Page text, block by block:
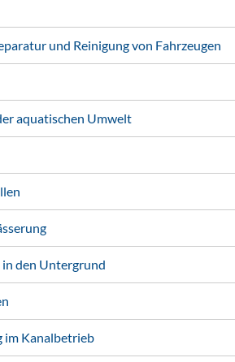
und Reinigung von Fahrzeugen
aquatischen Umwelt
den Untergrund
im Kanalbetrieb